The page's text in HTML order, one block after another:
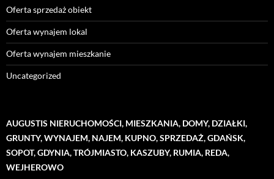
Oferta sprzedaż obiekt
Oferta wynajem lokal
Oferta wynajem mieszkanie
Uncategorized
AUGUSTIS NIERUCHOMOŚCI, MIESZKANIA, DOMY, DZIAŁKI,
GRUNTY, WYNAJEM, NAJEM, KUPNO, SPRZEDAŻ, GDAŃSK,
SOPOT, GDYNIA, TRÓJMIASTO, KASZUBY, RUMIA, REDA,
WEJHEROWO